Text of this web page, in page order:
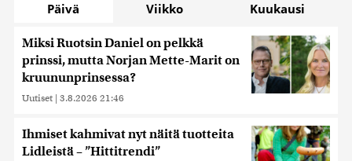
Päivä Viikko Kuukausi
Miksi Ruotsin Daniel on pelkkä
prinssi, mutta Norjan Mette-Marit on
kruununprinsessa?
Uutiset | 3.8.2026 21:46
Ihmiset kahmivat nyt näitä tuotteita
Lidleistä – ”Hittitrendi”